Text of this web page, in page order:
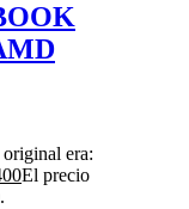
era:
El precio